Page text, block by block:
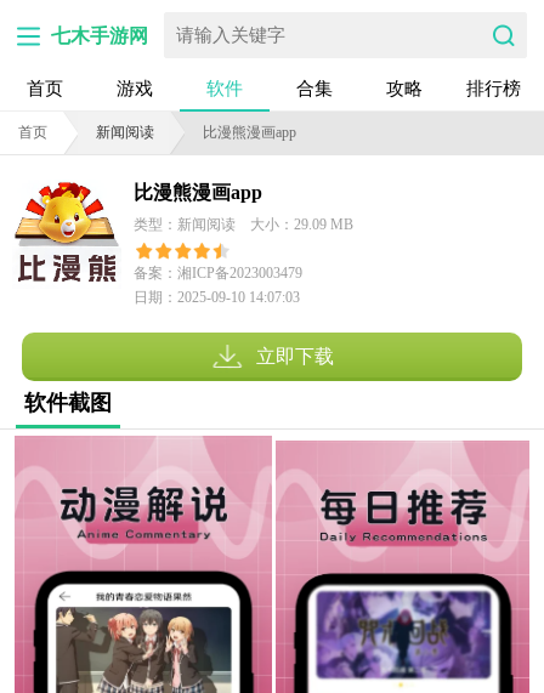
七木手游网
首页 游戏 软件 合集 攻略 排行榜
首页 新闻阅读 比漫熊漫画app
比漫熊漫画app
类型：新闻阅读 大小：29.09 MB
备案：湘ICP备2023003479
号-20A
日期：2025-09-10 14:07:03
立即下载
软件截图